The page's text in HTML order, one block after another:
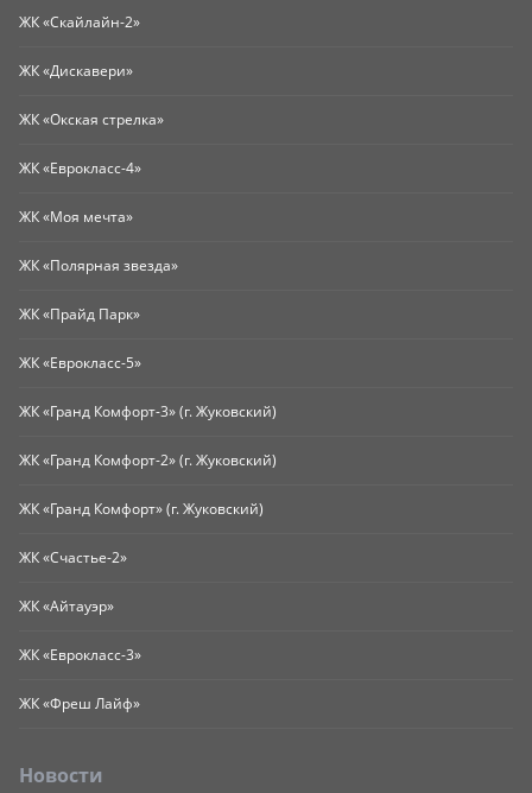
ЖК «Скайлайн-2»
ЖК «Дискавери»
ЖК «Окская стрелка»
ЖК «Еврокласс-4»
ЖК «Моя мечта»
ЖК «Полярная звезда»
ЖК «Прайд Парк»
ЖК «Еврокласс-5»
ЖК «Гранд Комфорт-3» (г. Жуковский)
ЖК «Гранд Комфорт-2» (г. Жуковский)
ЖК «Гранд Комфорт» (г. Жуковский)
ЖК «Счастье-2»
ЖК «Айтауэр»
ЖК «Еврокласс-3»
ЖК «Фреш Лайф»
Новости